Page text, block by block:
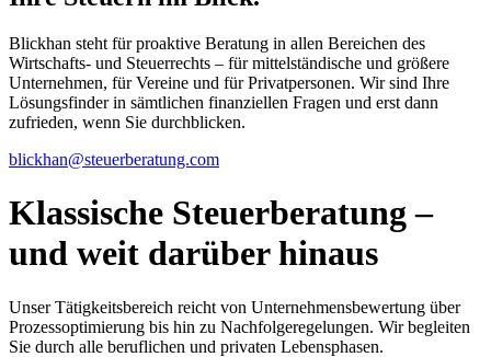
Blickhan steht für proaktive Beratung in allen Bereichen des
Wirtschafts- und Steuerrechts – für mittelständische und größere
Unternehmen, für Vereine und für Privatpersonen. Wir sind Ihre
Lösungsfinder in sämtlichen finanziellen Fragen und erst dann
zufrieden, wenn Sie durchblicken.
blickhan@steuerberatung.com
Klassische Steuerberatung –
und weit darüber hinaus
Unser Tätigkeitsbereich reicht von Unternehmensbewertung über
Prozessoptimierung bis hin zu Nachfolgeregelungen. Wir begleiten
Sie durch alle beruflichen und privaten Lebensphasen.